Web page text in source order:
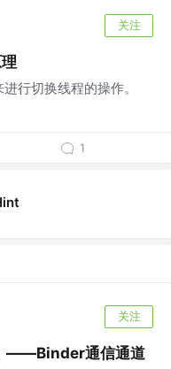
关注
行切换线程的操作。
1
关注
——Binder通信通道